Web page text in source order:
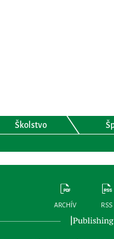
Školstvo
ARCHÍV RSS